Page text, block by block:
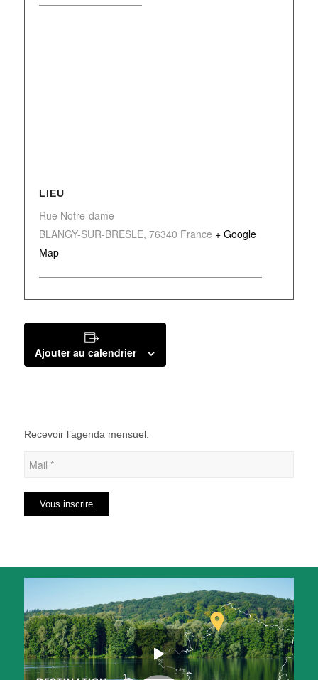
LIEU
Rue Notre-dame
BLANGY-SUR-BRESLE, 76340 France + Google
Map
Ajouter au calendrier
Recevoir l’agenda mensuel.